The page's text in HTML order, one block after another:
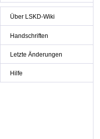
Über LSKD-Wiki
Handschriften
Letzte Änderungen
Hilfe